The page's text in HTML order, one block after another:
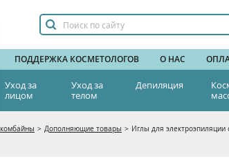
ПОДДЕРЖКА КОСМЕТОЛОГОВ О НАС
Уход за
лицом
Уход за
телом
Депиляция
комбайны > Дополняющие товары > Иглы для